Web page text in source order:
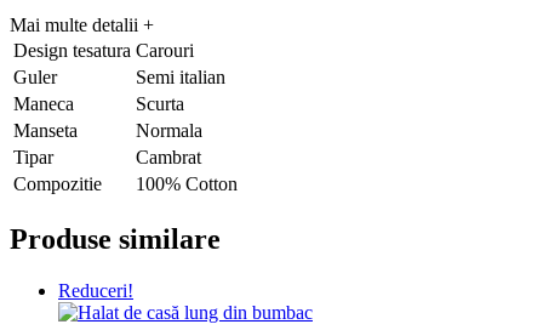
Mai multe detalii +
Design tesatura Carouri
Guler
Semi italian
Maneca
Scurta
Manseta
Normala
Tipar
Cambrat
Compozitie
100% Cotton
Produse similare
Reduceri!